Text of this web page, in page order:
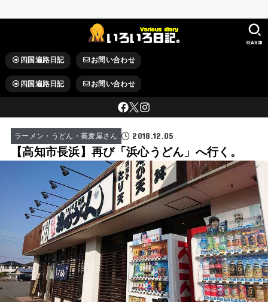
四国遍路日記 お問い合わせ
四国遍路日記 お問い合わせ
SEARCH
ラーメン・うどん・蕎麦屋さん 2018.12.05
【高知市長浜】再び「浜心うどん」へ行く。